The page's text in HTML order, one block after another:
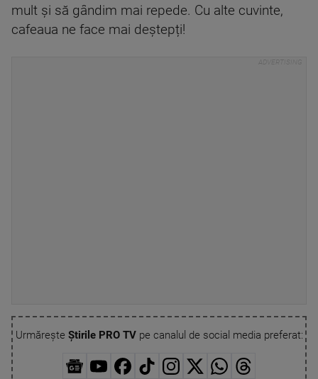
mult și să gândim mai repede. Cu alte cuvinte,
cafeaua ne face mai deștepți!
Urmărește Știrile PRO TVpe canalul de social media preferat: